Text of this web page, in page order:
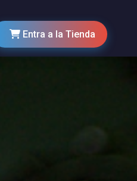
Entra a la Tienda